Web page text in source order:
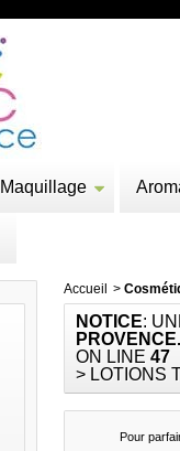
Maquillage
Accueil >
NOTICE:
ON LINE47
> LOTIONS
Pour